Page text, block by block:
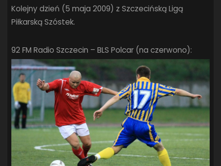
Kolejny dzień (5 maja 2009) z Szczecińską Ligą
Piłkarską Szóstek.
92 FM Radio Szczecin – BLS Polcar (na czerwono):